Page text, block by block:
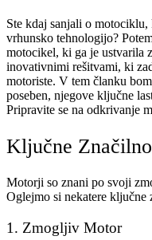
Ste kdaj sanjali o
vrhunsko tehnologijo?
motocikel, ki ga je ustvarila
inovativnimi rešitvami, ki
motoriste. V tem članku
poseben, njegove ključne
Pripravite se na odkrivanje
Ključne
Motorji so znani po svoji
Oglejmo si nekatere ključne
1. Zmogljiv Motor